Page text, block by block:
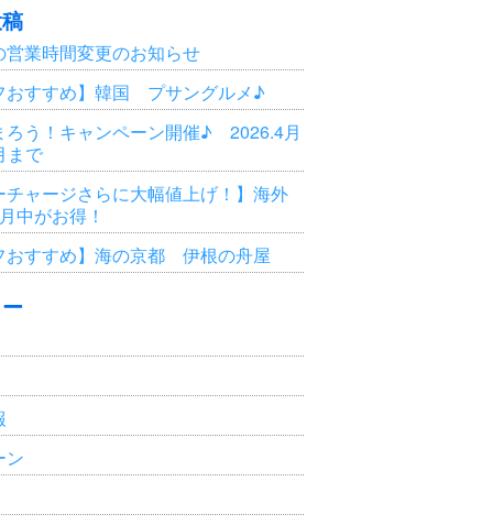
営業時間変更のお知らせ
おすすめ】韓国 プサングルメ♪
ろう！キャンペーン開催♪ 2026.4月
まで
チャージさらに大幅値上げ！】海外
中がお得！
おすすめ】海の京都 伊根の舟屋
ン